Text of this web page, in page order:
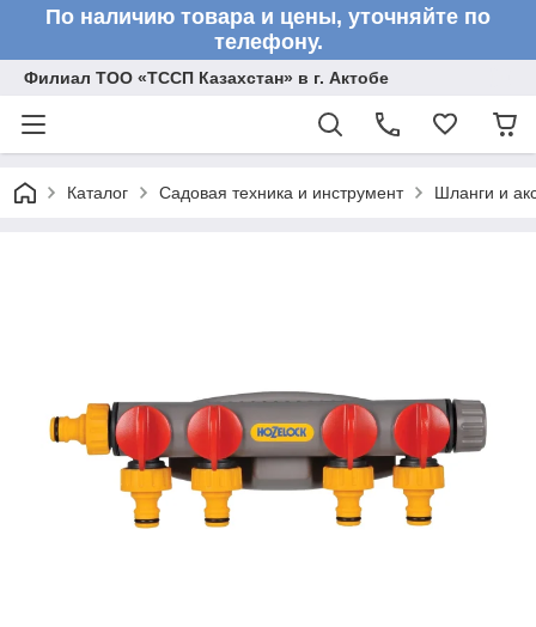
По наличию товара и цены, уточняйте по
телефону.
Филиал ТОО «ТССП Казахстан» в г. Актобе
Каталог Садовая техника и инструмент Шланги и